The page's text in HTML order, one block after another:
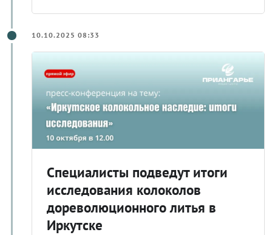
10.10.2025 08:33
Специалисты подведут итоги
исследования колоколов
дореволюционного литья в
Иркутске